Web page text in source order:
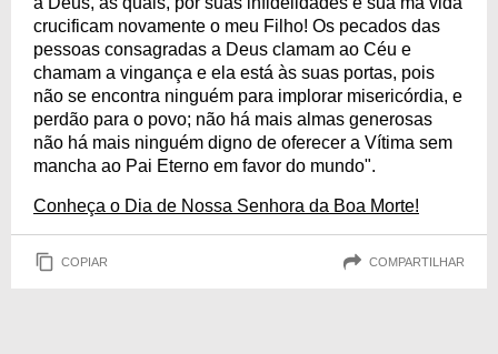
crucificam novamente o meu Filho! Os pecados das
pessoas consagradas a Deus clamam ao Céu e
chamam a vingança e ela está às suas portas, pois
não se encontra ninguém para implorar misericórdia, e
perdão para o povo; não há mais almas generosas
não há mais ninguém digno de oferecer a Vítima sem
mancha ao Pai Eterno em favor do mundo".
Conheça o Dia de Nossa Senhora da Boa Morte!
COPIAR COMPARTILHAR